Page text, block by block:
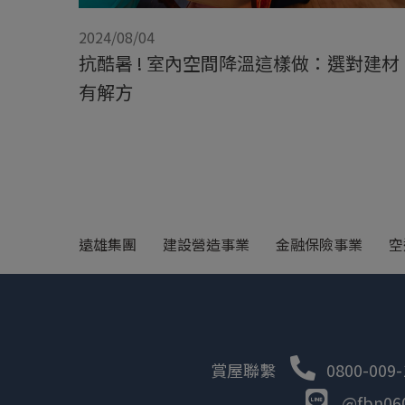
2024/08/04
抗酷暑 ! 室內空間降溫這樣做：選對建材
有解方
遠雄集團 建設營造事業 金融保險事業
賞屋聯繫
0800-